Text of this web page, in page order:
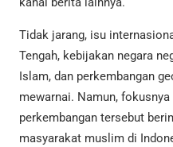
Tidak jarang, isu
Tengah, kebijakan negara
Islam, dan perkembangan
mewarnai. Namun,
perkembangan tersebut
masyarakat muslim di